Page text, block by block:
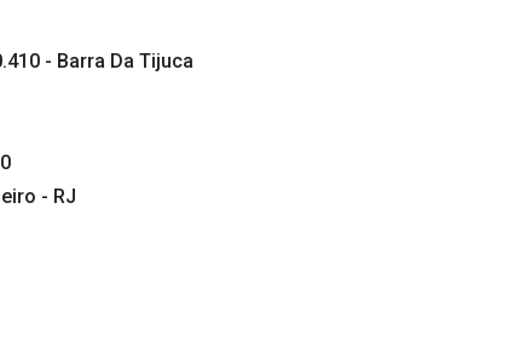
- Barra Da Tijuca
- RJ